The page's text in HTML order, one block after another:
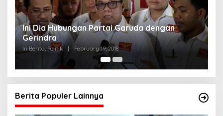
Strategi PPP Menangkan Duet Ganjar dan Gus
Yasin
In Berita, Politik | February 19, 2018
Berita Populer Lainnya